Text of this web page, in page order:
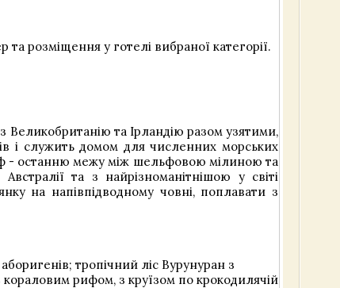
розміщення у готелі вибраної категорії.
та Ірландію разом узятими,
і служить домом для численних морських
- останню межу між шельфовою мілиною та
та з найрізноманітнішою у світі
на напівпідводному човні, поплавати з
тропічний ліс Вурунуран з
рифом, з круїзом по крокодилячій